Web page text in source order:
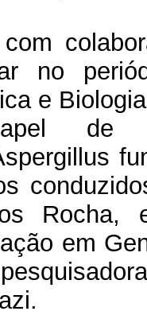
no
e
de
Rocha,
em